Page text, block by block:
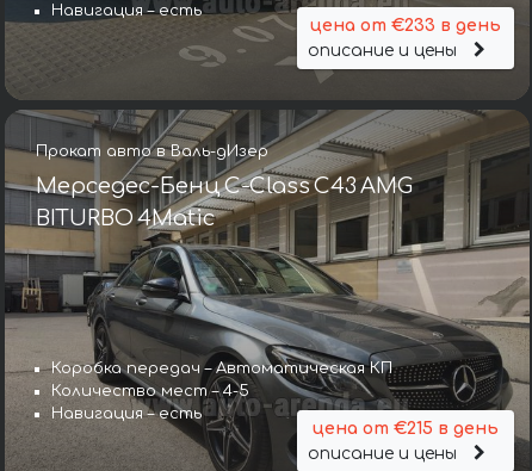
Навигация – есть
цена от €233 в день
описание и цены
Прокат авто в Валь-дИзер
Мерседес-Бенц C-Class C43 AMG
BITURBO 4Matic
Коробка передач – Автоматическая КП
Количество мест – 4-5
Навигация – есть
цена от €215 в день
описание и цены